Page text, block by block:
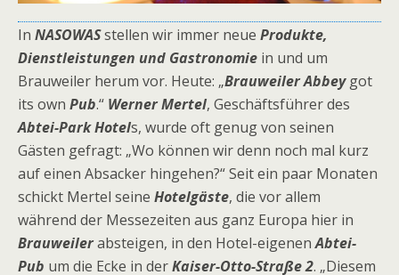
In NASOWASstellen wir immer neue Produkte,
Dienstleistungen und Gastronomie in und um
Brauweiler herum vor. Heute: „Brauweiler Abbeygot
its own Pub.“ Werner Mertel, Geschäftsführer des
Abtei-Park Hotels, wurde oft genug von seinen
Gästen gefragt: „Wo können wir denn noch mal kurz
auf einen Absacker hingehen?“ Seit ein paar Monaten
schickt Mertel seine Hotelgäste, die vor allem
während der Messezeiten aus ganz Europa hier in
Brauweilerabsteigen, in den Hotel-eigenenAbtei-
Pub um die Ecke in derKaiser-Otto-Straße2. „Diesem